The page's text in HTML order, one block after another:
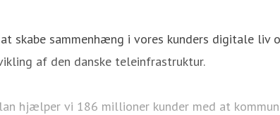
skabe sammenhæng i vores kunders digitale liv
af den danske teleinfrastruktur.
hjælper vi 186 millioner kunder med at